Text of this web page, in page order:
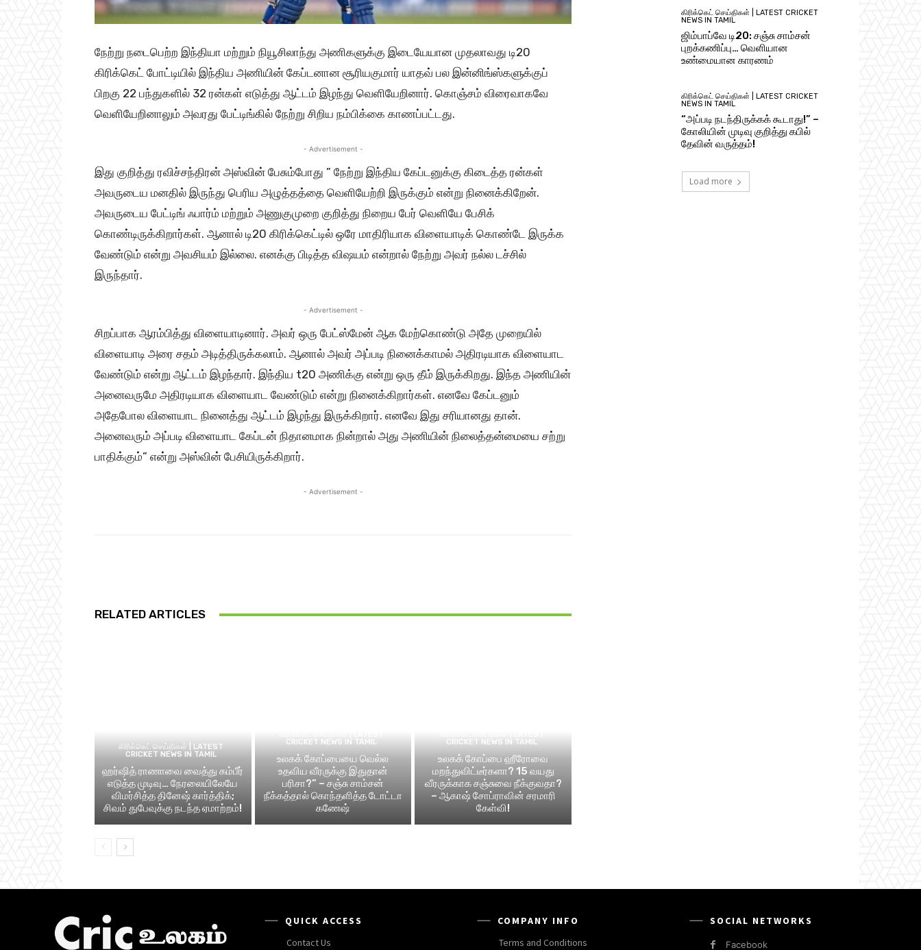
நேற்று நடைபெற்ற இந்தியா மற்றும் நியூசிலாந்து அணிகளுக்கு இடையேயான முதலாவது டி20
கிரிக்கெட் போட்டியில் இந்திய அணியின் கேப்டனான சூரியகுமார் யாதவ் பல இன்னிங்ஸ்களுக்குப்
பிறகு 22 பந்துகளில் 32 ரன்கள் எடுத்து ஆட்டம் இழந்து வெளியேறினார். கொஞ்சம் விரைவாகவே
வெளியேறினாலும் அவரது பேட்டிங்கில் நேற்று சிறிய நம்பிக்கை காணப்பட்டது.
- Advertisement -
இது குறித்து ரவிச்சந்திரன் அஸ்வின் பேசும்போது ” நேற்று இந்திய கேப்டனுக்கு கிடைத்த ரன்கள்
அவருடைய மனதில் இருந்து பெரிய அழுத்தத்தை வெளியேற்றி இருக்கும் என்று நினைக்கிறேன்.
அவருடைய பேட்டிங் ஃபார்ம் மற்றும் அணுகுமுறை குறித்து நிறைய பேர் வெளியே பேசிக்
கொண்டிருக்கிறார்கள். ஆனால் டி20 கிரிக்கெட்டில் ஒரே மாதிரியாக விளையாடிக் கொண்டே இருக்க
வேண்டும் என்று அவசியம் இல்லை. எனக்கு பிடித்த விஷயம் என்றால் நேற்று அவர் நல்ல டச்சில்
இருந்தார்.
- Advertisement -
சிறப்பாக ஆரம்பித்து விளையாடினார். அவர் ஒரு பேட்ஸ்மேன் ஆக மேற்கொண்டு அதே முறையில்
விளையாடி அரை சதம் அடித்திருக்கலாம். ஆனால் அவர் அப்படி நினைக்காமல் அதிரடியாக விளையாட
வேண்டும் என்று ஆட்டம் இழந்தார். இந்திய t20 அணிக்கு என்று ஒரு தீம் இருக்கிறது. இந்த அணியின்
அனைவருமே அதிரடியாக விளையாட வேண்டும் என்று நினைக்கிறார்கள். எனவே கேப்டனும்
அதேபோல விளையாட நினைத்து ஆட்டம் இழந்து இருக்கிறார். எனவே இது சரியானது தான்.
அனைவரும் அப்படி விளையாட கேப்டன் நிதானமாக நின்றால் அது அணியின் நிலைத்தன்மையை சற்று
பாதிக்கும்” என்று அஸ்வின் பேசியிருக்கிறார்.
- Advertisement -
RELATED ARTICLES
கிரிக்கெட் செய்திகள் | LATEST
CRICKET NEWS IN TAMIL
ஹர்ஷித் ராணாவை வைத்து கம்பீர்
எடுத்த முடிவு… நேரலையிலேயே
விமர்சித்த தினேஷ் கார்த்திக்;
சிவம் துபேவுக்கு நடந்த ஏமாற்றம்!
CRICKET NEWS IN TAMIL
உலகக் கோப்பையை வெல்ல
உதவிய வீரருக்கு இதுதான்
பரிசா?” – சஞ்சு சாம்சன்
நீக்கத்தால் கொந்தளித்த டோட்டா
கணேஷ்
CRICKET NEWS IN TAMIL
உலகக் கோப்பை ஹீரோவை
மறந்துவிட்டீர்களா? 15 வயது
வீரருக்காக சஞ்சுவை நீக்குவதா?
– ஆகாஷ் சோப்ராவின் சரமாரி
கேள்வி!
கிரிக்கெட் செய்திகள் | LATEST CRICKET
NEWS IN TAMIL
ஜிம்பாப்வே டி20: சஞ்சு சாம்சன்
புறக்கணிப்பு… வெளியான
உண்மையான காரணம்
கிரிக்கெட் செய்திகள் | LATEST CRICKET
NEWS IN TAMIL
“அப்படி நடந்திருக்கக் கூடாது!” –
கோலியின் முடிவு குறித்து கபில்
தேவின் வருத்தம்!
Load more
QUICK ACCESS
Contact Us
COMPANY INFO
Terms and Conditions
SOCIAL NETWORKS
Facebook